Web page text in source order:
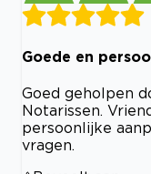
Goede en
Goed geholpen
Notarissen.
persoonlijke
vragen.